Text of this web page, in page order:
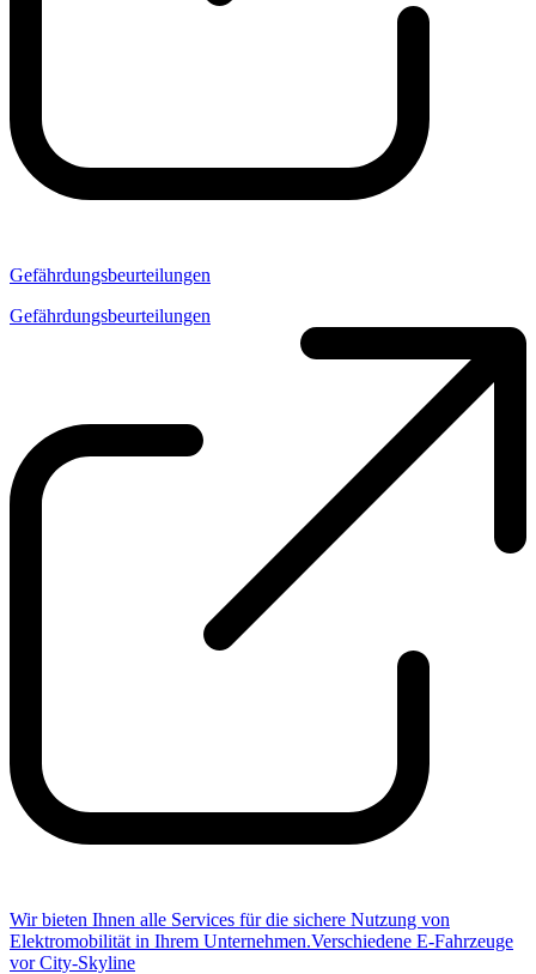
Gefährdungsbeurteilungen
Gefährdungsbeurteilungen
Wir bieten Ihnen alle Services für die sichere Nutzung von
Elektromobilität in Ihrem Unternehmen.Verschiedene E-Fahrzeuge
vor City-Skyline